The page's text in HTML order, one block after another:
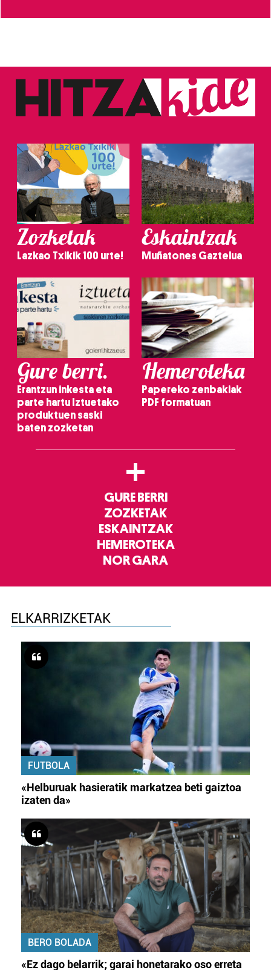
Zozketak
Lazkao Txikik 100 urte!
Eskaintzak
Muñatones Gaztelua
Gure berri.
Erantzun inkesta eta
parte hartu Iztuetako
produktuen saski
baten zozketan
Hemeroteka
Papereko zenbakiak
PDF formatuan
+
GURE BERRI
ZOZKETAK
ESKAINTZAK
HEMEROTEKA
NOR GARA
ELKARRIZKETAK
FUTBOLA
«Helburuak hasieratik markatzea beti gaiztoa
izaten da»
BERO BOLADA
«Ez dago belarrik; garai honetarako oso erreta